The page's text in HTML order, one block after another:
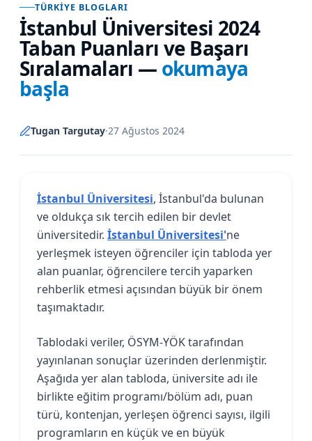
TÜRKIYE BLOGLARI
İstanbul Üniversitesi 2024
Taban Puanları ve Başarı
Sıralamaları — okumaya
başla
Tugan Targutay·27 Ağustos 2024
İstanbul Üniversitesi, İstanbul'da bulunan
ve oldukça sık tercih edilen bir devlet
üniversitedir. İstanbul Üniversitesi'ne
yerleşmek isteyen öğrenciler için tabloda yer
alan puanlar, öğrencilere tercih yaparken
rehberlik etmesi açısından büyük bir önem
taşımaktadır.
Tablodaki veriler, ÖSYM-YÖK tarafından
yayınlanan sonuçlar üzerinden derlenmiştir.
Aşağıda yer alan tabloda, üniversite adı ile
birlikte eğitim programı/bölüm adı, puan
türü, kontenjan, yerleşen öğrenci sayısı, ilgili
programların en küçük ve en büyük